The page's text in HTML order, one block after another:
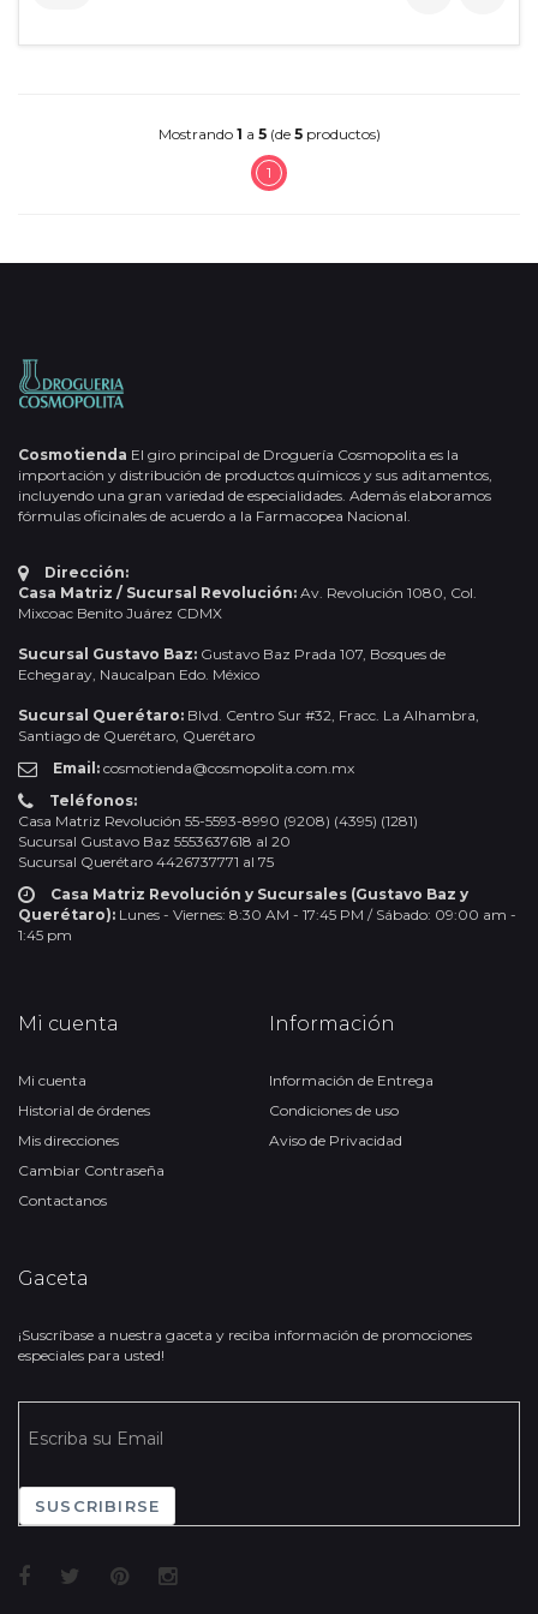
Mostrando 1 a 5(de 5productos)
1
Cosmotienda El giro principal de Droguería Cosmopolita es la
importación y distribución de productos químicos y sus aditamentos,
incluyendo una gran variedad de especialidades. Además elaboramos
fórmulas oficinales de acuerdo a la Farmacopea Nacional.
Dirección:
Casa Matriz / Sucursal Revolución: Av. Revolución 1080, Col.
Mixcoac Benito Juárez CDMX
Sucursal Gustavo Baz: Gustavo Baz Prada 107, Bosques de
Echegaray, Naucalpan Edo. México
Sucursal Querétaro: Blvd. Centro Sur #32, Fracc. La Alhambra,
Santiago de Querétaro, Querétaro
Email: cosmotienda@cosmopolita.com.mx
Teléfonos:
Casa Matriz Revolución 55-5593-8990 (9208) (4395) (1281)
Sucursal Gustavo Baz 5553637618 al 20
Sucursal Querétaro 4426737771 al 75
Casa Matriz Revolución y Sucursales (Gustavo Baz y
Querétaro): Lunes - Viernes: 8:30 AM - 17:45 PM / Sábado: 09:00 am -
1:45 pm
Mi cuenta
Mi cuenta
Historial de órdenes
Mis direcciones
Cambiar Contraseña
Contactanos
Información
Información de Entrega
Condiciones de uso
Aviso de Privacidad
Gaceta
¡Suscríbase a nuestra gaceta y reciba información de promociones
especiales para usted!
SUSCRIBIRSE